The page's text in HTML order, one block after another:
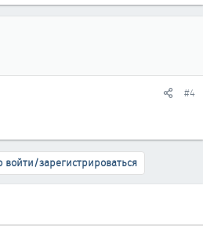
#4
войти/зарегистрироваться